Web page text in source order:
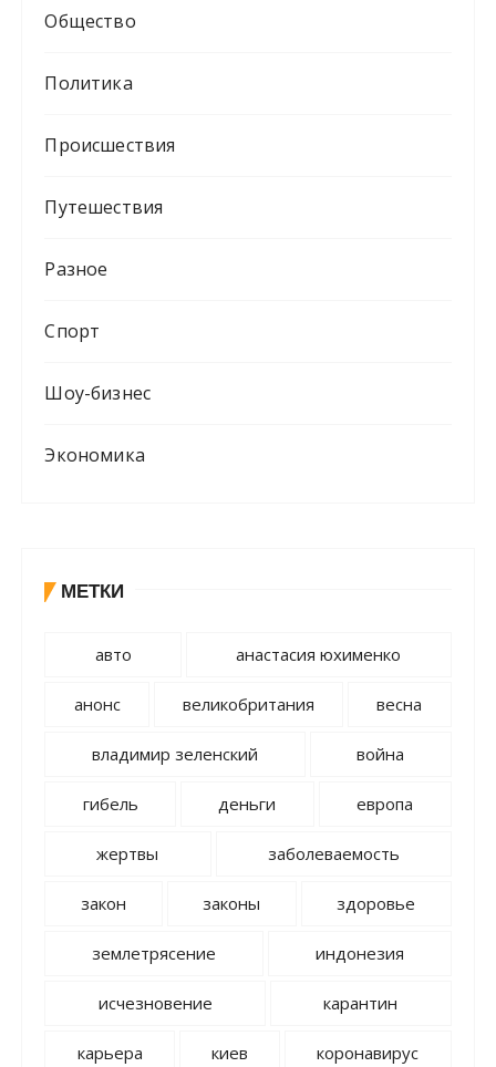
Общество
Политика
Происшествия
Путешествия
Разное
Спорт
Шоу-бизнес
Экономика
МЕТКИ
авто анастасия юхименко
анонс великобритания весна
владимир зеленский война
гибель деньги европа
жертвы заболеваемость
закон законы здоровье
землетрясение индонезия
исчезновение карантин
карьера киев коронавирус